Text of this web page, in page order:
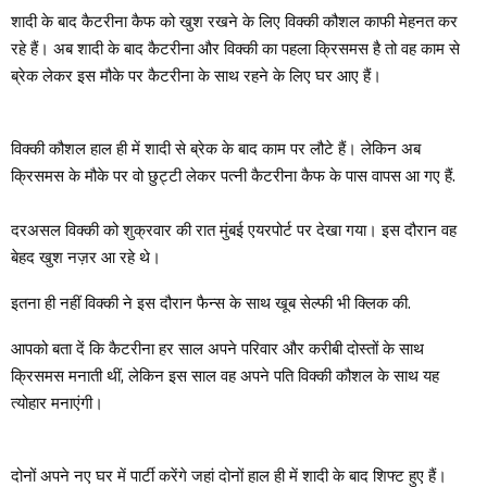
शादी के बाद कैटरीना कैफ को खुश रखने के लिए विक्की कौशल काफी मेहनत कर
रहे हैं। अब शादी के बाद कैटरीना और विक्की का पहला क्रिसमस है तो वह काम से
ब्रेक लेकर इस मौके पर कैटरीना के साथ रहने के लिए घर आए हैं।
विक्की कौशल हाल ही में शादी से ब्रेक के बाद काम पर लौटे हैं। लेकिन अब
क्रिसमस के मौके पर वो छुट्टी लेकर पत्नी कैटरीना कैफ के पास वापस आ गए हैं.
दरअसल विक्की को शुक्रवार की रात मुंबई एयरपोर्ट पर देखा गया। इस दौरान वह
बेहद खुश नज़र आ रहे थे।
इतना ही नहीं विक्की ने इस दौरान फैन्स के साथ खूब सेल्फी भी क्लिक की.
आपको बता दें कि कैटरीना हर साल अपने परिवार और करीबी दोस्तों के साथ
क्रिसमस मनाती थीं, लेकिन इस साल वह अपने पति विक्की कौशल के साथ यह
त्योहार मनाएंगी।
दोनों अपने नए घर में पार्टी करेंगे जहां दोनों हाल ही में शादी के बाद शिफ्ट हुए हैं।